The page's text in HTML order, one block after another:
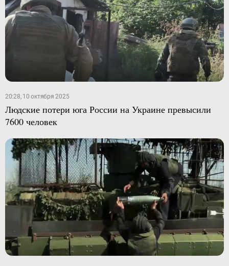
20:28, 10 октября 2025
Людские потери юга России на Украине превысили
7600 человек